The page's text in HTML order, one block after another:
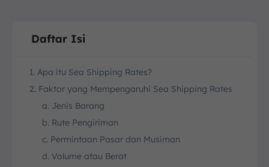
Daftar Isi
1. Apa itu Sea Shipping Rates?
2. Faktor yang Mempengaruhi Sea Shipping Rates
a. Jenis Barang
b. Rute Pengiriman
c. Permintaan Pasar dan Musiman
d. Volume atau Berat